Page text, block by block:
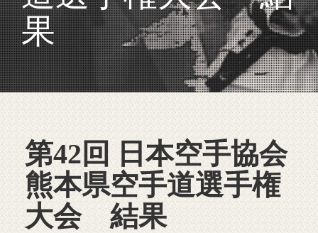
果
第42回 日本空手協会
熊本県空手道選手権
大会 結果